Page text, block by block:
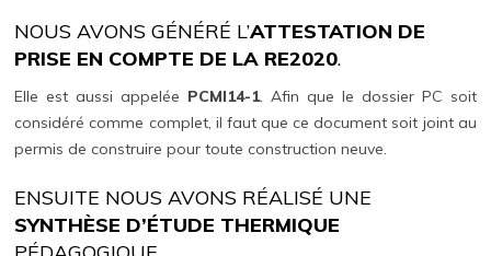
NOUS AVONS GÉNÉRÉ L’ATTESTATION DE
PRISE EN COMPTE DE LA RE2020.
Elle est aussi appelée PCMI14-1. Afin que le dossier PC soit
considéré comme complet, il faut que ce document soit joint au
permis de construire pour toute construction neuve.
ENSUITE NOUS AVONS RÉALISÉ UNE
SYNTHÈSE D’ÉTUDE THERMIQUE